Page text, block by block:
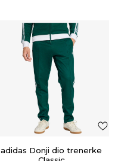
adidas Donji dio trenerke